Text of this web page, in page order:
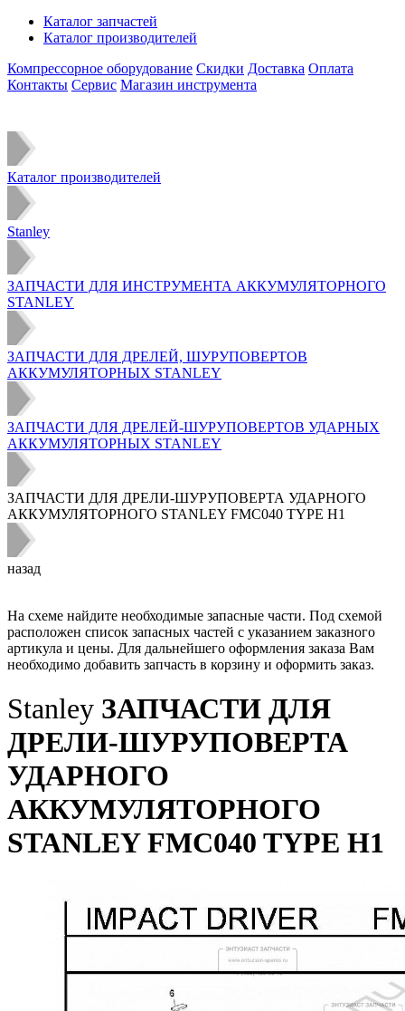
Каталог запчастей
Каталог производителей
Компрессорное оборудование Скидки Доставка Оплата
Контакты Сервис Магазин инструмента
Каталог производителей
Stanley
ЗАПЧАСТИ ДЛЯ ИНСТРУМЕНТА АККУМУЛЯТОРНОГО
STANLEY
ЗАПЧАСТИ ДЛЯ ДРЕЛЕЙ, ШУРУПОВЕРТОВ
АККУМУЛЯТОРНЫХ STANLEY
ЗАПЧАСТИ ДЛЯ ДРЕЛЕЙ-ШУРУПОВЕРТОВ УДАРНЫХ
АККУМУЛЯТОРНЫХ STANLEY
ЗАПЧАСТИ ДЛЯ ДРЕЛИ-ШУРУПОВЕРТА УДАРНОГО
АККУМУЛЯТОРНОГО STANLEY FMC040 TYPE H1
назад
На схеме найдите необходимые запасные части. Под схемой
расположен список запасных частей с указанием заказного
артикула и цены. Для дальнейшего оформления заказа Вам
необходимо добавить запчасть в корзину и оформить заказ.
Stanley ЗАПЧАСТИ ДЛЯ
ДРЕЛИ-ШУРУПОВЕРТА
УДАРНОГО
АККУМУЛЯТОРНОГО
STANLEY FMC040 TYPE H1